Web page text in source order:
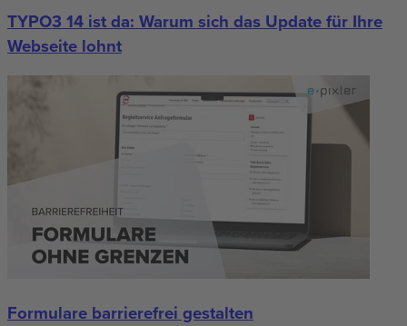
TYPO3 14 ist da: Warum sich das Update für Ihre
Webseite lohnt
Formulare barrierefrei gestalten